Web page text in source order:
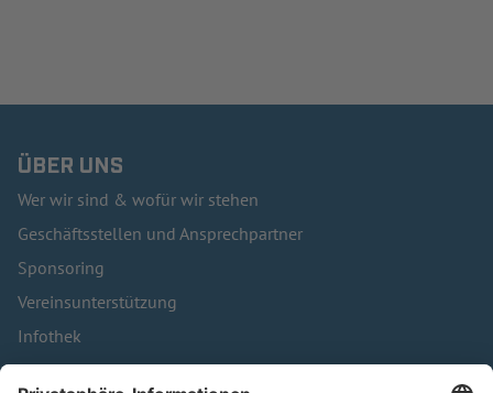
ÜBER UNS
Wer wir sind & wofür wir stehen
Geschäftsstellen und Ansprechpartner
Sponsoring
Vereinsunterstützung
Infothek
Kontakt